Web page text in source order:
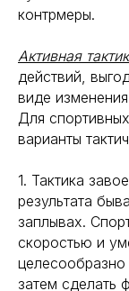
контрмеры.
Активная
действий,
виде
Для
варианты
1. Тактика
результата
заплывах.
скоростью и
затем сделать